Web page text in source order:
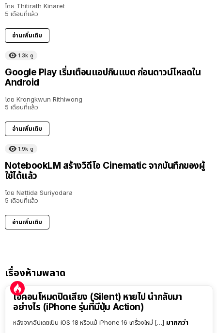
โดย Thitirath Kinaret
5 เดือนที่แล้ว
อ่านเพิ่มเติม
1.3k ดู
Google Play เริ่มเตือนแอปกินแบต ก่อนดาวน์โหลดใน
Android
โดย Krongkwun Rithiwong
5 เดือนที่แล้ว
อ่านเพิ่มเติม
1.9k ดู
NotebookLM สร้างวิดีโอ Cinematic จากบันทึกของผู้
ใช้ได้แล้ว
โดย Nattida Suriyodara
5 เดือนที่แล้ว
อ่านเพิ่มเติม
เรื่องห้ามพลาด
ไอคอนโหมดปิดเสียง (Silent) หายไป นำกลับมา
อย่างไร (iPhone รุ่นที่มีปุ่ม Action)
หลังจากอัปเดตเป็น iOS 18 หรือแม้ iPhone 16 เครื่องใหม่ […] มากกว่า